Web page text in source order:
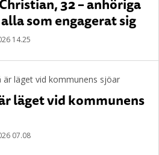
som engagerat sig
14.25
läget vid kommunens
07.08